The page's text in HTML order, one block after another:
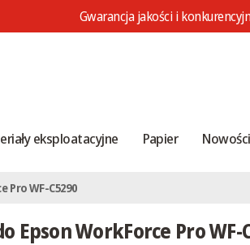
Gwarancja jakości i
eksploatacyjne Papier Nowości
Pro WF-C5290
Epson WorkForce Pro WF-